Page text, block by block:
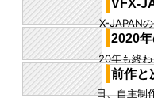
ィア作品のプ
るいは人間科
VFX-
VFX-JAPAN
JAPAN2023
知りました 会...
2020
2020年も終わ
作品を4つ、
ものなので、
前作と
先日、自主制